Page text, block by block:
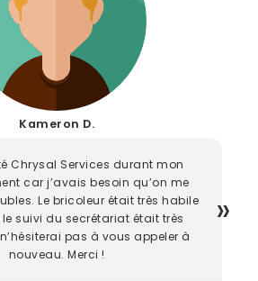
Kameron D.
Chrysal Services durant mon
car j’avais besoin qu’on me
Le bricoleur était très habile
suivi du secrétariat était très
pas à vous appeler à
nouveau. Merci !